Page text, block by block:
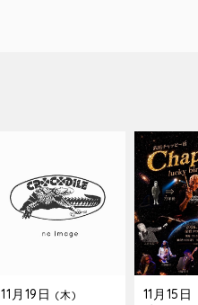
11月19日 (木) 11月15日